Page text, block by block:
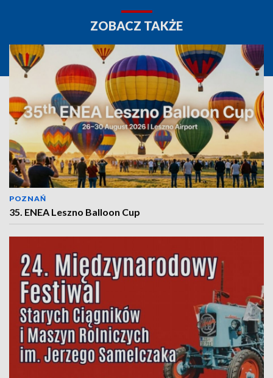
ZOBACZ TAKŻE
POZNAŃ
35. ENEA Leszno Balloon Cup